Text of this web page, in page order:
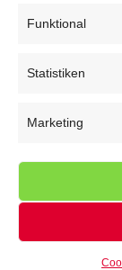
Funktional
Statistiken
Marketing
Kindersportfest